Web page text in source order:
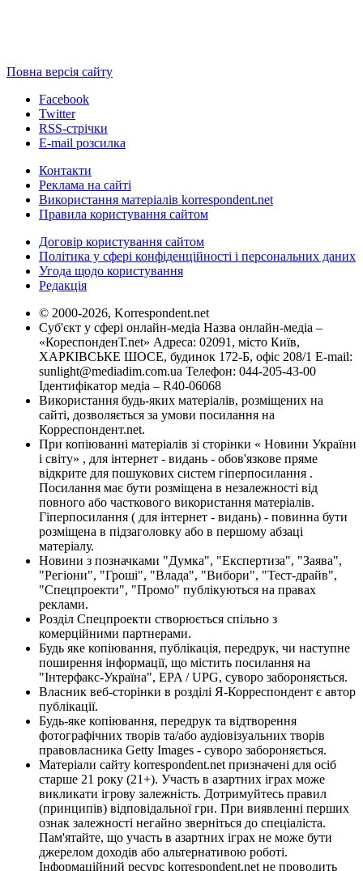
Повна версія сайту
Facebook
Twitter
RSS-стрічки
E-mail розсилка
Контакти
Реклама на сайті
Використання матеріалів korrespondent.net
Правила користування сайтом
Договір користування сайтом
Політика у сфері конфіденційності і персональних даних
Угода щодо користування
Редакція
© 2000-2026, Korrespondent.net
Суб'єкт у сфері онлайн-медіа Назва онлайн-медіа –
«КореспонденТ.net» Адреса: 02091, місто Київ,
ХАРКІВСЬКЕ ШОСЕ, будинок 172-Б, офіс 208/1 E-mail:
sunlight@mediadim.com.ua Телефон: 044-205-43-00
Ідентифікатор медіа – R40-06068
Використання будь-яких матеріалів, розміщених на
сайті, дозволяється за умови посилання на
Корреспондент.net.
При копіюванні матеріалів зі сторінки « Новини України
і світу» , для інтернет - видань - обов'язкове пряме
відкрите для пошукових систем гіперпосилання .
Посилання має бути розміщена в незалежності від
повного або часткового використання матеріалів.
Гіперпосилання ( для інтернет - видань) - повинна бути
розміщена в підзаголовку або в першому абзаці
матеріалу.
Новини з позначками "Думка", "Експертиза", "Заява",
"Регіони", "Гроші", "Влада", "Вибори", "Тест-драйв",
"Спецпроекти", "Промо" публікуються на правах
реклами.
Розділ Спецпроекти створюється спільно з
комерційними партнерами.
Будь яке копіювання, публікація, передрук, чи наступне
поширення інформації, що містить посилання на
"Інтерфакс-Україна", EPA / UPG, суворо забороняється.
Власник веб-сторінки в розділі Я-Корреспондент є автор
публікації.
Будь-яке копіювання, передрук та відтворення
фотографічних творів та/або аудіовізуальних творів
правовласника Getty Images - суворо забороняється.
Матеріали сайту korrespondent.net призначені для осіб
старше 21 року (21+). Участь в азартних іграх може
викликати ігрову залежність. Дотримуйтесь правил
(принципів) відповідальної гри. При виявленні перших
ознак залежності негайно зверніться до спеціаліста.
Пам'ятайте, що участь в азартних іграх не може бути
джерелом доходів або альтернативою роботі.
Інформаційний ресурс korrespondent.net не проводить